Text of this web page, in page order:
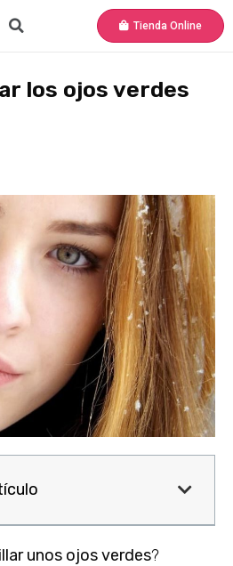
Tienda Online
los ojos verdes
unos ojos verdes?